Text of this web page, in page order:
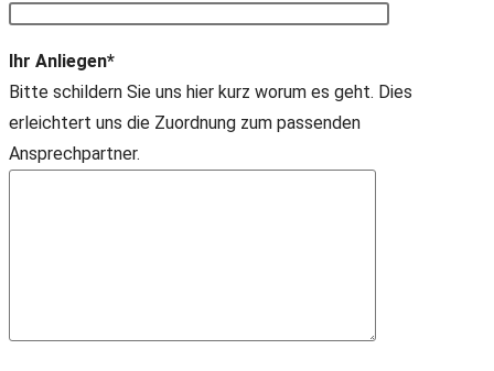
Ihr Anliegen*
Bitte schildern Sie uns hier kurz worum es geht. Dies
erleichtert uns die Zuordnung zum passenden
Ansprechpartner.